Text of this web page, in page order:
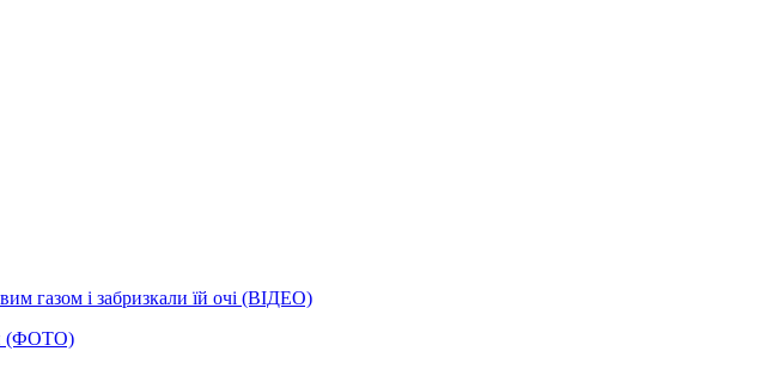
газом і забризкали їй очі (ВІДЕО)
(ФОТО)